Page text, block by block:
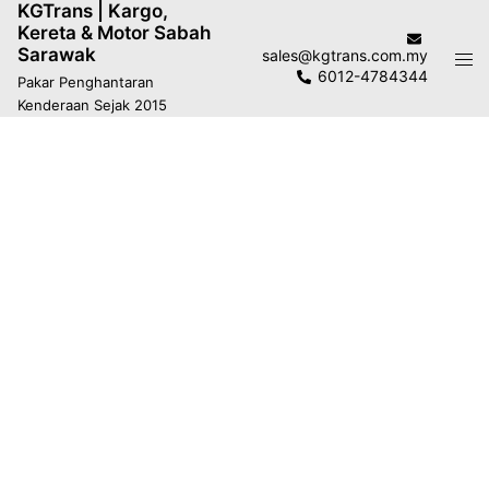
KGTrans | Kargo,
Kereta & Motor Sabah
Sarawak
Pakar Penghantaran
Kenderaan Sejak 2015
sales@kgtrans.com.my
6012-4784344